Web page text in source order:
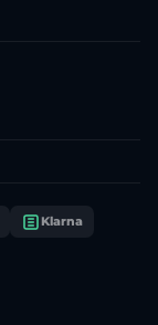
Klarna